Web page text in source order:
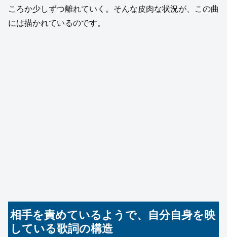
ころか少しずつ離れていく。そんな皮肉な状況が、この曲
には描かれているのです。
相手を責めているようで、自分自身を映
している歌詞の構造